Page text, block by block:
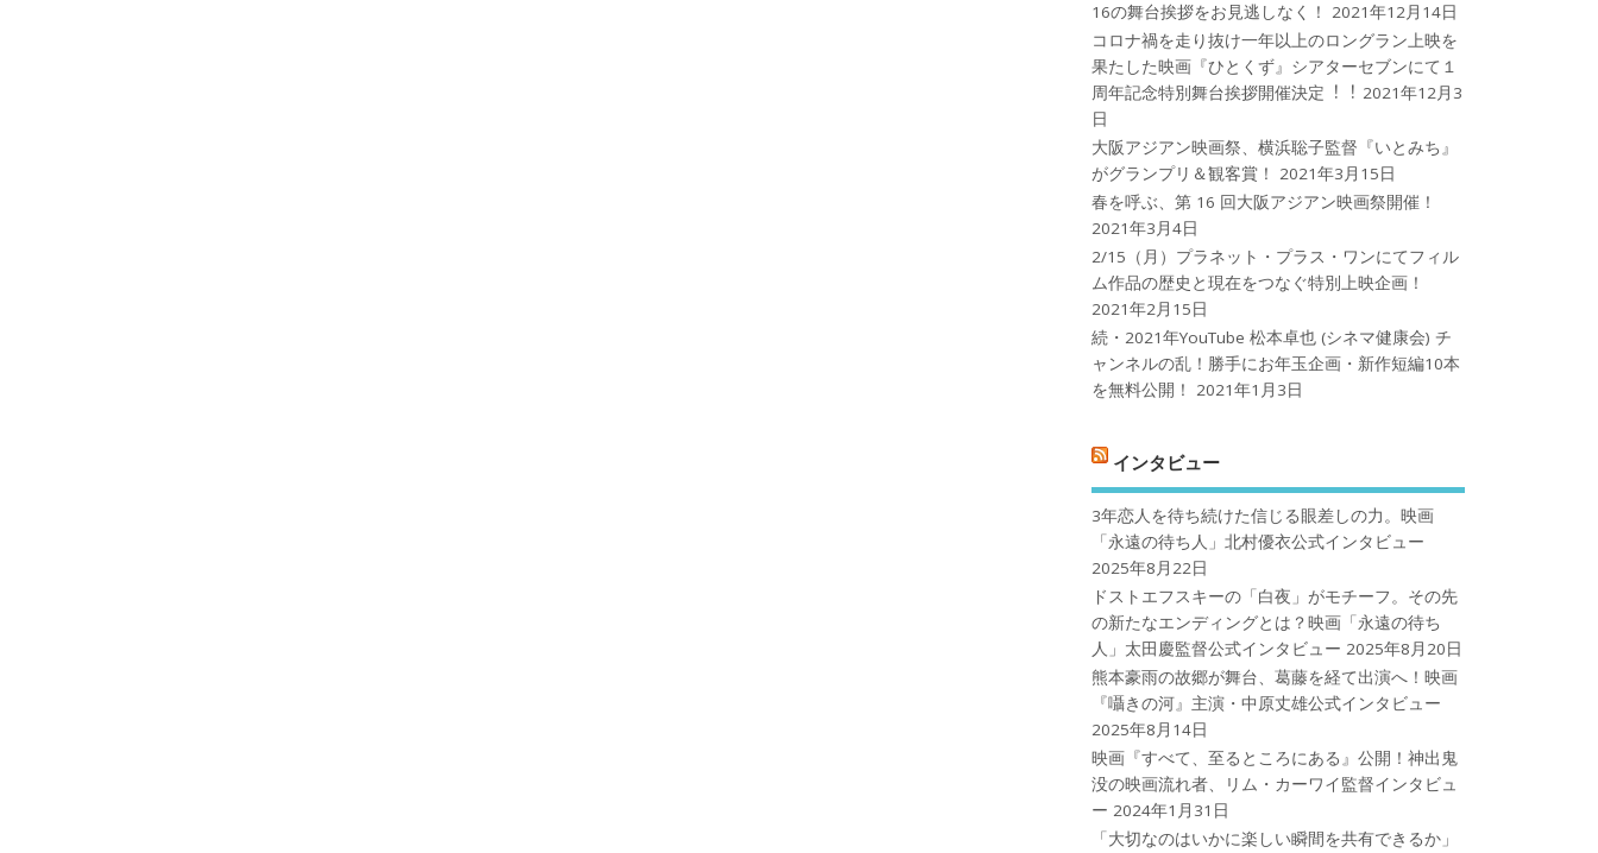
16の舞台挨拶をお見逃しなく！
2021年12月14日
コロナ禍を⾛り抜け⼀年以上のロングラン上映を
果たした映画『ひとくず』シアターセブンにて１
周年記念特別舞台挨拶開催決定︕︕ 2021年12月3
日
大阪アジアン映画祭、横浜聡子監督『いとみち』
がグランプリ＆観客賞！
2021年3月15日
春を呼ぶ、第 16 回大阪アジアン映画祭開催！
2021年3月4日
2/15（月）プラネット・プラス・ワンにてフィル
ム作品の歴史と現在をつなぐ特別上映企画！
2021年2月15日
続・2021年YouTube 松本卓也 (シネマ健康会) チ
ャンネルの乱！勝手にお年玉企画・新作短編10本
を無料公開！
2021年1月3日
インタビュー
3年恋人を待ち続けた信じる眼差しの力。映画
「永遠の待ち人」北村優衣公式インタビュー
2025年8月22日
ドストエフスキーの「白夜」がモチーフ。その先
の新たなエンディングとは？映画「永遠の待ち
人」太田慶監督公式インタビュー 2025年8月20日
熊本豪雨の故郷が舞台、葛藤を経て出演へ！映画
『囁きの河』主演・中原丈雄公式インタビュー
2025年8月14日
映画『すべて、至るところにある』公開！神出鬼
没の映画流れ者、リム・カーワイ監督インタビュ
ー 2024年1月31日
「大切なのはいかに楽しい瞬間を共有できるか」